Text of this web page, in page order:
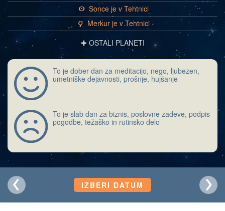
a Sonce je v Tehtnici
c Merkur je v Tehtnici
✚ OSTALI PLANETI
To je dober dan za meditacijo, nego, ljubezen,
umetniške dejavnosti, prošnje, hujšanje
To je slab dan za biznis, poslovne zadeve, podpis
pogodbe, težaško in rutinsko delo
IZBERI DATUM